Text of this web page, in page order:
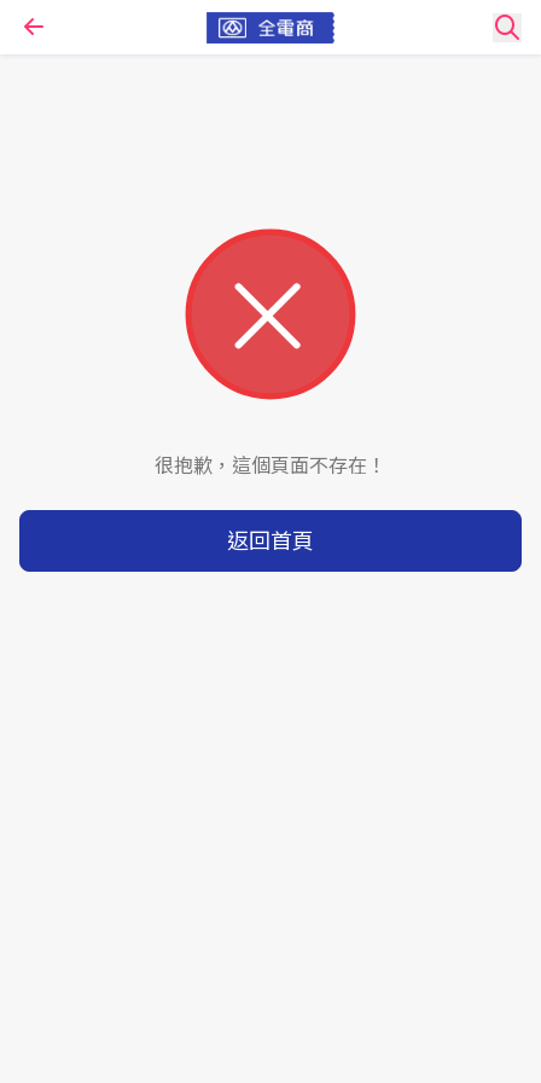
很抱歉，這個頁面不存在！
返回首頁